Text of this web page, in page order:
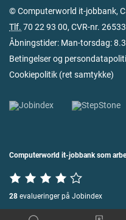
© Computerworld it-jobbank,
Tlf. 70 22 93 00, CVR-nr.
Åbningstider: Man-torsdag:
Betingelser og
Cookiepolitik (ret samtykke)
Computerworld it-jobbank som
28 evalueringer på Jobindex